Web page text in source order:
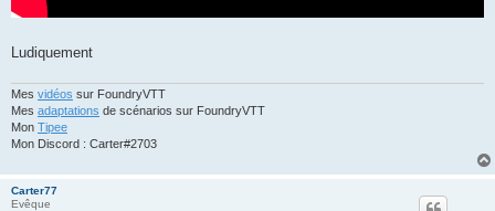
Ludiquement
Mes vidéos sur FoundryVTT
Mes adaptations de scénarios sur FoundryVTT
Mon Tipee
Mon Discord : Carter#2703
Carter77
Evêque